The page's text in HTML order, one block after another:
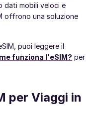
dati mobili veloci e
offrono una soluzione
puoi leggere il
funziona l'eSIM? per
per Viaggi in